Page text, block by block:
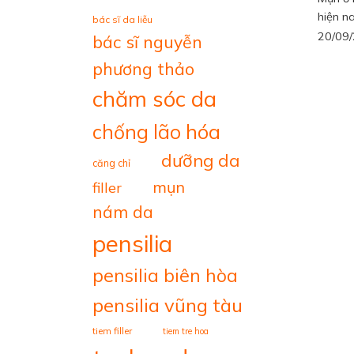
bác sĩ da liễu
bác sĩ nguyễn
phương thảo
chăm sóc da
chống lão hóa
căng chỉ dưỡng da
filler mụn
nám da
pensilia
pensilia biên hòa
pensilia vũng tàu
tiem filler tiem tre hoa
hiện
20/